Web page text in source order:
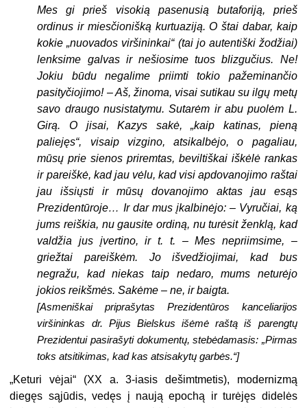
Mes gi prieš visokią pasenusią butaforiją, prieš
ordinus ir miesčionišką kurtuaziją. O štai dabar, kaip
kokie „nuovados viršininkai“ (tai jo autentiški žodžiai)
lenksime galvas ir nešiosime tuos blizgučius. Ne!
Jokiu būdu negalime priimti tokio pažeminančio
pasityčiojimo! – Aš, žinoma, visai sutikau su ilgų metų
savo draugo nusistatymu. Sutarėm ir abu puolėm L.
Girą. O jisai, Kazys sakė, „kaip katinas, pieną
paliejęs“, visaip vizgino, atsikalbėjo, o pagaliau,
mūsų prie sienos priremtas, beviltiškai iškėlė rankas
ir pareiškė, kad jau vėlu, kad visi apdovanojimo raštai
jau išsiųsti ir mūsų dovanojimo aktas jau esąs
Prezidentūroje… Ir dar mus įkalbinėjo: – Vyručiai, ką
jums reiškia, nu gausite ordiną, nu turėsit ženklą, kad
valdžia jus įvertino, ir t. t. – Mes nepriimsime, –
griežtai pareiškėm. Jo išvedžiojimai, kad bus
negražu, kad niekas taip nedaro, mums neturėjo
jokios reikšmės. Sakėme – ne, ir baigta.
[Asmeniškai priprašytas Prezidentūros kanceliarijos
viršininkas dr. Pijus Bielskus išėmė raštą iš parengtų
Prezidentui pasirašyti dokumentų, stebėdamasis: „Pirmas
toks atsitikimas, kad kas atsisakytų garbės.“]
„Keturi vėjai“ (XX a. 3-iasis dešimtmetis), modernizmą
diegęs sąjūdis, vedęs į naują epochą ir turėjęs didelės